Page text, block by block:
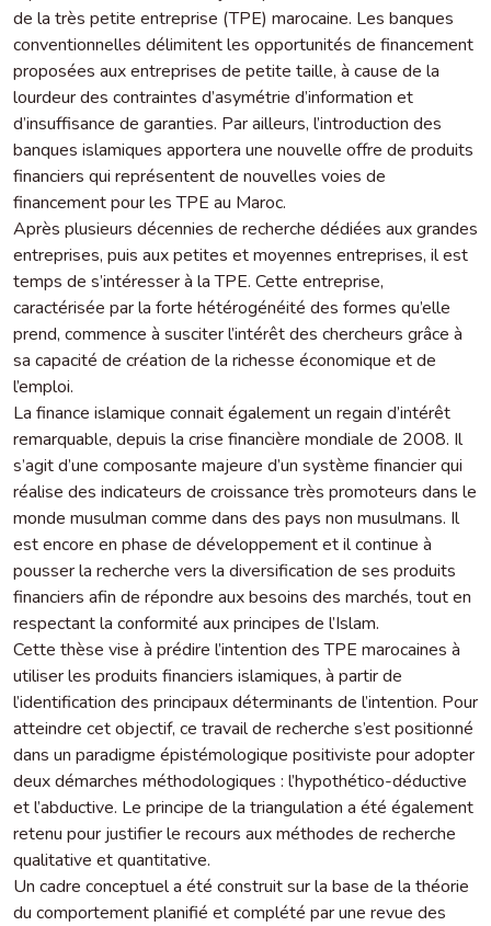
de la très petite entreprise (TPE) marocaine. Les banques
conventionnelles délimitent les opportunités de financement
proposées aux entreprises de petite taille, à cause de la
lourdeur des contraintes d’asymétrie d’information et
d’insuffisance de garanties. Par ailleurs, l’introduction des
banques islamiques apportera une nouvelle offre de produits
financiers qui représentent de nouvelles voies de
financement pour les TPE au Maroc.
Après plusieurs décennies de recherche dédiées aux grandes
entreprises, puis aux petites et moyennes entreprises, il est
temps de s’intéresser à la TPE. Cette entreprise,
caractérisée par la forte hétérogénéité des formes qu’elle
prend, commence à susciter l’intérêt des chercheurs grâce à
sa capacité de création de la richesse économique et de
l’emploi.
La finance islamique connait également un regain d’intérêt
remarquable, depuis la crise financière mondiale de 2008. Il
s’agit d’une composante majeure d’un système financier qui
réalise des indicateurs de croissance très promoteurs dans le
monde musulman comme dans des pays non musulmans. Il
est encore en phase de développement et il continue à
pousser la recherche vers la diversification de ses produits
financiers afin de répondre aux besoins des marchés, tout en
respectant la conformité aux principes de l’Islam.
Cette thèse vise à prédire l’intention des TPE marocaines à
utiliser les produits financiers islamiques, à partir de
l’identification des principaux déterminants de l’intention. Pour
atteindre cet objectif, ce travail de recherche s’est positionné
dans un paradigme épistémologique positiviste pour adopter
deux démarches méthodologiques : l’hypothético-déductive
et l’abductive. Le principe de la triangulation a été également
retenu pour justifier le recours aux méthodes de recherche
qualitative et quantitative.
Un cadre conceptuel a été construit sur la base de la théorie
du comportement planifié et complété par une revue des